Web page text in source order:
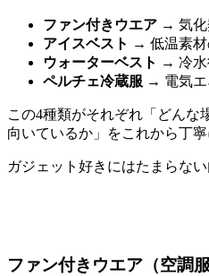
ファン付きウエア → 気化
アイスベスト → 低温素材
ウォーターベスト → 冷水
ペルチェ冷蔵服 → 電気エ
この4種類がそれぞれ「どんな
向いているか」をこれから丁寧
ガジェット好きにはたまらな
ファン付きウエア（空調